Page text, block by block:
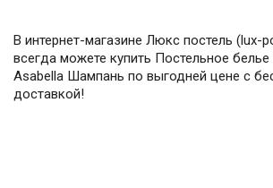
В интернет-магазине Люкс постель (lux-
всегда можете купить Постельное
Asabella Шампань по выгодней цене с
доставкой!